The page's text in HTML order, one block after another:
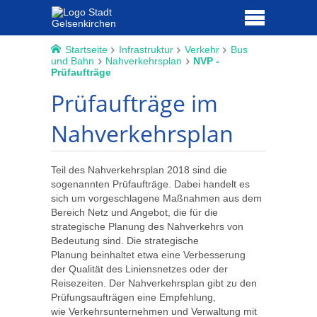
Startseite Infrastruktur Verkehr
Bus
und Bahn
Nahverkehrsplan
NVP -
Prüfaufträge
Prüfaufträge im
Nahverkehrsplan
Teil des Nahverkehrsplan 2018 sind die
sogenannten Prüfaufträge. Dabei handelt es
sich um vorgeschlagene Maßnahmen aus dem
Bereich Netz und Angebot, die für die
strategische Planung des Nahverkehrs von
Bedeutung sind. Die strategische
Planung beinhaltet etwa eine Verbesserung
der Qualität des Liniensnetzes oder der
Reisezeiten. Der Nahverkehrsplan gibt zu den
Prüfungsaufträgen eine Empfehlung,
wie Verkehrsunternehmen und Verwaltung mit